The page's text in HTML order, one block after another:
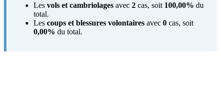
Les vols et cambriolages avec 2 cas, soit 100,00% du
total.
Les coups et blessures volontaires avec 0 cas, soit
0,00% du total.